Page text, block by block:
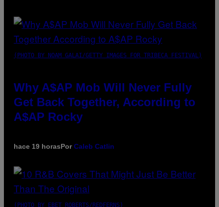
(PHOTO BY NOAM GALAI/GETTY IMAGES FOR TRIBECA FESTIVAL)
Why A$AP Mob Will Never Fully
Get Back Together, According to
A$AP Rocky
hace 19 horasPorCaleb Catlin
(PHOTO BY EBET ROBERTS/REDFERNS)